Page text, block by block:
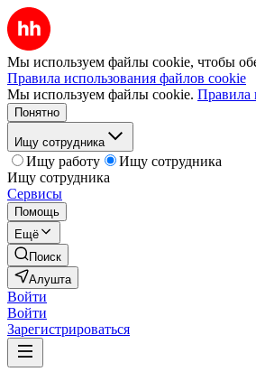
Мы используем файлы cookie, чтобы
Правила использования файлов cookie
Мы используем файлы cookie. Правила
Понятно
Ищу сотрудника
Ищу работу
Ищу сотрудника
Ищу сотрудника
Сервисы
Помощь
Ещё
Поиск
Алушта
Войти
Войти
Зарегистрироваться